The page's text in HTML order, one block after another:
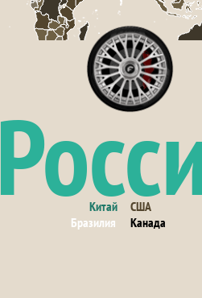
США
Китай
Канада
Бразилия